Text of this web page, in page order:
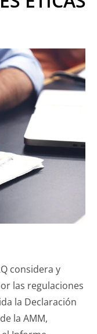
considera y
las regulaciones
la Declaración
la AMM,